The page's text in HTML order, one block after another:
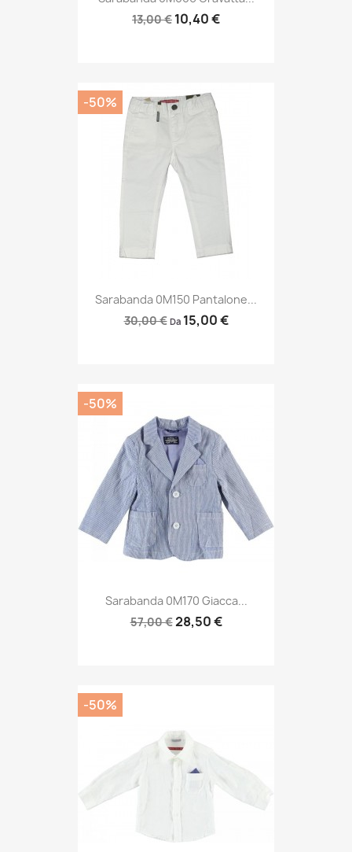
13,00 € 10,40 €
Sarabanda 0M150 Pantalone...
30,00 € Da 15,00 €
-50%
Sarabanda 0M170 Giacca...
57,00 €28,50 €
-50%
-50%